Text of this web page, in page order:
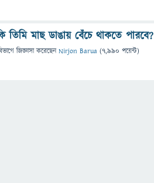
তিমি মাছ ডাঙায় বেঁচে থাকতে পারবে?
জিজ্ঞাসাকরেছেনNirjon Barua (7,990 পয়েন্ট)